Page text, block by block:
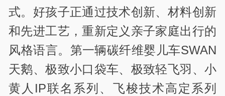
式。好孩子正通过技术创新、材料创新
和先进工艺，重新定义亲子家庭出行的
风格语言。第一辆碳纤维婴儿车SWAN
天鹅、极致小口袋车、极致轻飞羽、小
黄人IP联名系列、飞梭技术高定系列